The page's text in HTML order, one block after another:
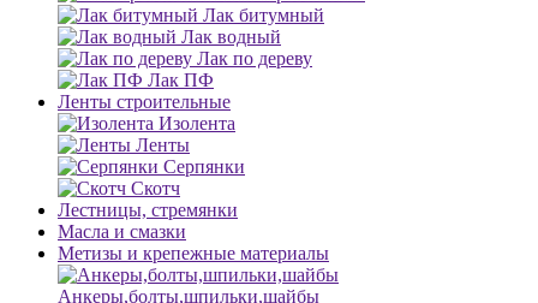
Лак битумный
Лак водный
Лак по дереву
Лак ПФ
Ленты строительные
Изолента
Ленты
Серпянки
Скотч
Лестницы, стремянки
Масла и смазки
Метизы и крепежные материалы
Анкеры,болты,шпильки,шайбы